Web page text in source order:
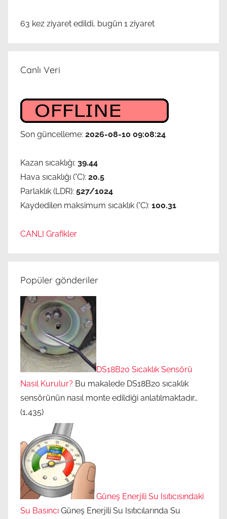
63 kez ziyaret edildi, bugün 1 ziyaret
Canlı Veri
Son güncelleme: 2026-08-10 09:08:24
Kazan sıcaklığı: 39.44
Hava sıcaklığı (°C): 20.5
Parlaklık (LDR): 527/1024
Kaydedilen maksimum sıcaklık (°C): 100.31
CANLI Grafikler
Popüler gönderiler
DS18B20 Sıcaklık Sensörü
Nasıl Kurulur? Bu makalede DS18B20 sıcaklık
sensörünün nasıl monte edildiği anlatılmaktadır…
(1,435)
Güneş Enerjili Su Isıtıcısındaki
Su Basıncı Güneş Enerjili Su Isıtıcılarında Su